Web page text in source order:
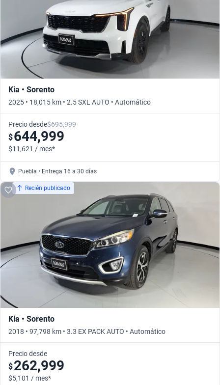
Kia • Sorento
2025 • 18,015 km • 2.5 SXL AUTO • Automático
Precio desde$695,999
$644,999
$11,621 / mes*
Puebla • Entrega 16 a 30 días
Recién publicado
Kia • Sorento
2018 • 97,798 km • 3.3 EX PACK AUTO • Automático
Precio desde
$262,999
$5,101 / mes*